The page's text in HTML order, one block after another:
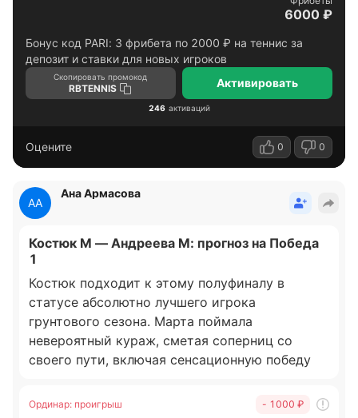
6000 ₽
Бонус код PARI: 3 фрибета по 2000 ₽ на теннис за
депозит и ставки для новых игроков
Скопировать промокод
RBTENNIS Активировать
246 активаций
Оцените 0 0
АА
Ана Армасова
Костюк М — Андреева М: прогноз на Победа
1
Костюк подходит к этому полуфиналу в
статусе абсолютно лучшего игрока
грунтового сезона. Марта поймала
невероятный кураж, сметая соперниц со
своего пути, включая сенсационную победу
является крайне неудобным оппонентом для
Ординар: проигрыш - 1000 ₽